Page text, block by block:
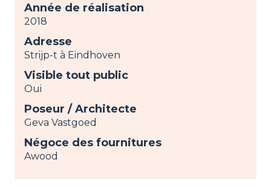
Année de réalisation
2018
Adresse
Strijp-t à Eindhoven
Visible tout public
Oui
Poseur / Architecte
Geva Vastgoed
Négoce des fournitures
Awood